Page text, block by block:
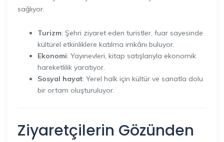
sağlıyor.
Turizm: Şehri ziyaret eden turistler, fuar sayesinde
kültürel etkinliklere katılma imkânı buluyor.
Ekonomi: Yayınevleri, kitap satışlarıyla ekonomik
hareketlilik yaratıyor.
Sosyal hayat: Yerel halk için kültür ve sanatla dolu
bir ortam oluşturuluyor.
Ziyaretçilerin Gözünden